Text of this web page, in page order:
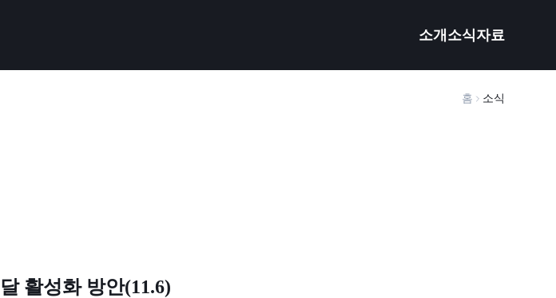
소개 소식자료
홈 소식
활성화 방안(11.6)